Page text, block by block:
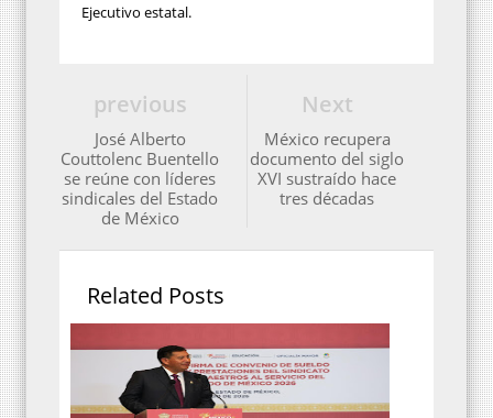
Ejecutivo estatal.
Next
México recupera
documento del siglo
XVI sustraído hace
tres décadas
previous
José Alberto
Couttolenc Buentello
se reúne con líderes
sindicales del Estado
de México
Related Posts